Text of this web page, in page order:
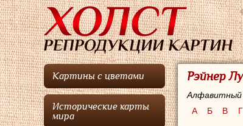
Картины с цветами
Исторические карты
мира
Рэйнер
Алфавитный
А
Б В Г